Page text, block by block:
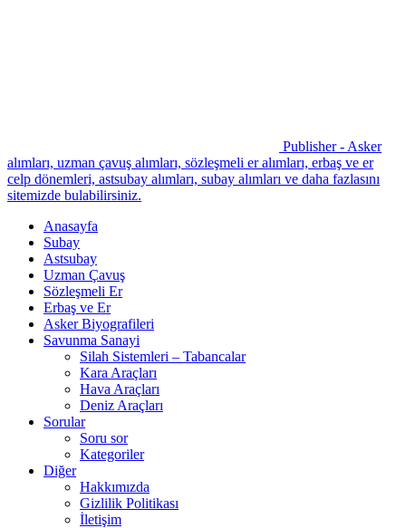
Publisher - Asker
alımları, uzman çavuş alımları, sözleşmeli er alımları, erbaş ve er
celp dönemleri, astsubay alımları, subay alımları ve daha fazlasını
sitemizde bulabilirsiniz.
Anasayfa
Subay
Astsubay
Uzman Çavuş
Sözleşmeli Er
Erbaş ve Er
Asker Biyografileri
Savunma Sanayi
Silah Sistemleri – Tabancalar
Kara Araçları
Hava Araçları
Deniz Araçları
Sorular
Soru sor
Kategoriler
Diğer
Hakkımızda
Gizlilik Politikası
İletişim